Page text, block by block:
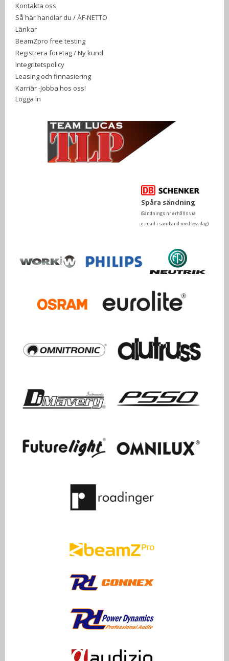
Kontakta oss
Så här handlar du / ÅF-NETTO
Länkar
BeamZpro free testing
Registrera företag / Ny kund
Integritetspolicy
Leasing och finnasiering
Karriär -Jobba hos oss!
Logga in
Spåra sändning
(Sändnings nr erhålls via
e-mail i samband med lev. dag)